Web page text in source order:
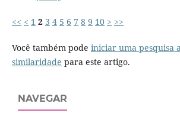
<< < 1 2 3 4 5 6 7 8 9 10 > >>
Você também pode iniciar uma pesquisa
similaridade para este artigo.
NAVEGAR